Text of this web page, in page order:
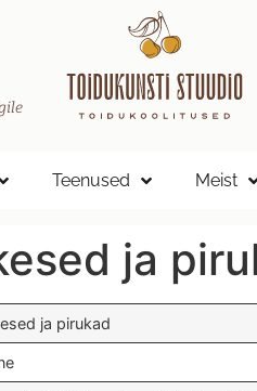
Teenused Meist
ja
ja pirukad